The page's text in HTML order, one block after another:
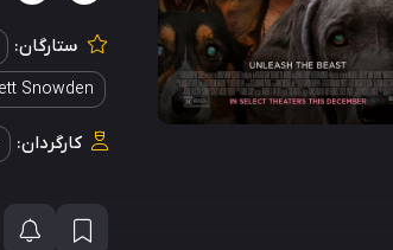
ستارگان:
Snowden
کارگردان: